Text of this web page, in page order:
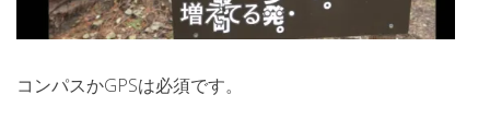
コンパスかGPSは必須です。